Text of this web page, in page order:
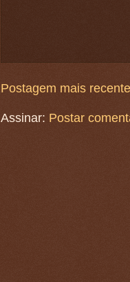
Postagem mais recente
Assinar: Postar